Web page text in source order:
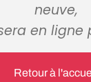
neuve,
en ligne
Retour à